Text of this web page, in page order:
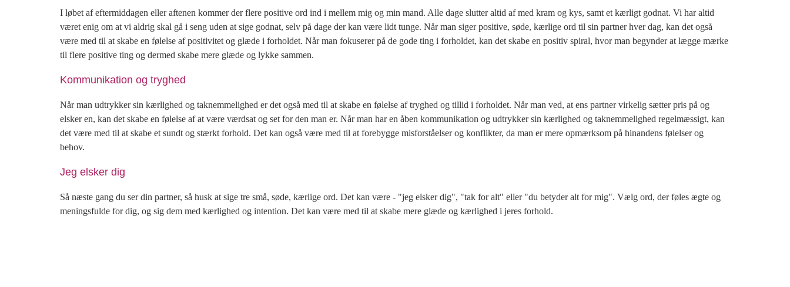
I løbet af eftermiddagen eller aftenen kommer der flere positive ord ind i mellem mig og min mand. Alle dage slutter altid af med kram og kys, samt et kærligt godnat. Vi har altid
været enig om at vi aldrig skal gå i seng uden at sige godnat, selv på dage der kan være lidt tunge. Når man siger positive, søde, kærlige ord til sin partner hver dag, kan det også
være med til at skabe en følelse af positivitet og glæde i forholdet. Når man fokuserer på de gode ting i forholdet, kan det skabe en positiv spiral, hvor man begynder at lægge mærke
til flere positive ting og dermed skabe mere glæde og lykke sammen.
Kommunikation og tryghed
Når man udtrykker sin kærlighed og taknemmelighed er det også med til at skabe en følelse af tryghed og tillid i forholdet. Når man ved, at ens partner virkelig sætter pris på og
elsker en, kan det skabe en følelse af at være værdsat og set for den man er. Når man har en åben kommunikation og udtrykker sin kærlighed og taknemmelighed regelmæssigt, kan
det være med til at skabe et sundt og stærkt forhold. Det kan også være med til at forebygge misforståelser og konflikter, da man er mere opmærksom på hinandens følelser og
behov.
Jeg elsker dig
Så næste gang du ser din partner, så husk at sige tre små, søde, kærlige ord. Det kan være - "jeg elsker dig", "tak for alt" eller "du betyder alt for mig". Vælg ord, der føles ægte og
meningsfulde for dig, og sig dem med kærlighed og intention. Det kan være med til at skabe mere glæde og kærlighed i jeres forhold.